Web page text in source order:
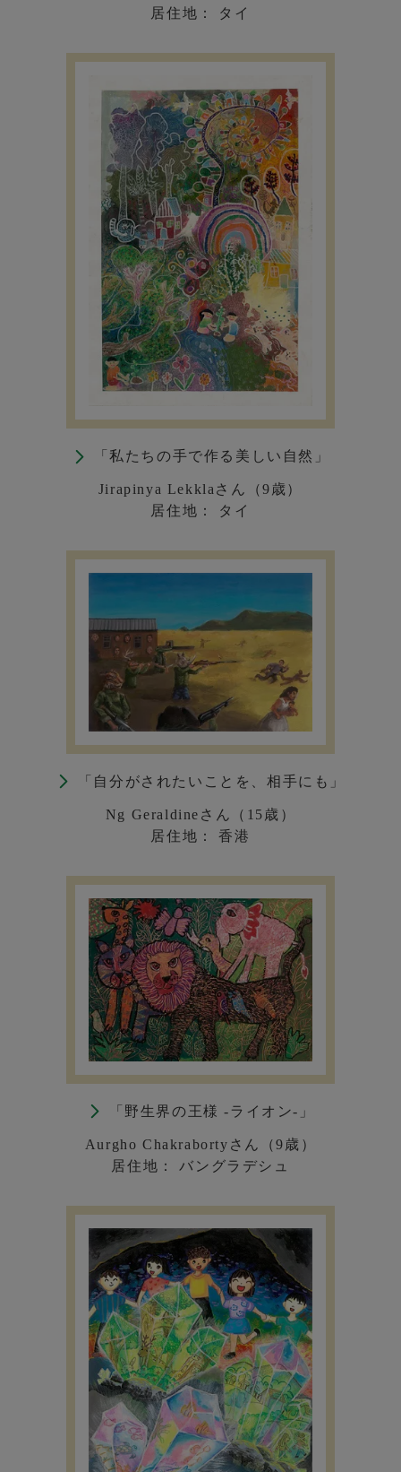
居住地： タイ
「私たちの手で作る美しい自然」
Jirapinya Lekklaさん（9歳）
居住地： タイ
「自分がされたいことを、相手にも」
Ng Geraldineさん（15歳）
居住地： 香港
「野生界の王様 -ライオン-」
Aurgho Chakrabortyさん（9歳）
居住地： バングラデシュ